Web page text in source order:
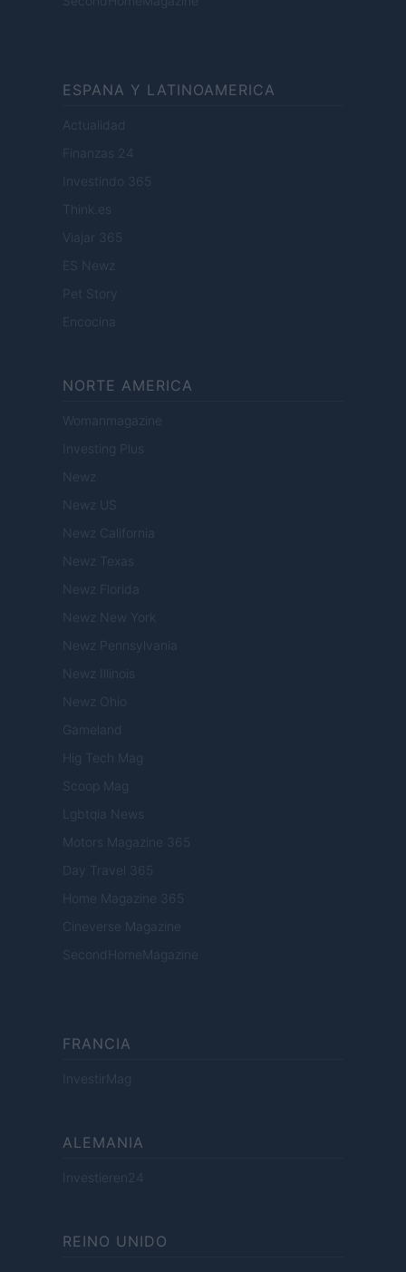
ESPANA Y LATINOAMERICA
Actualidad
Finanzas 24
Investindo 365
Think.es
Viajar 365
ES Newz
Pet Story
Encocina
NORTE AMERICA
Womanmagazine
Investing Plus
Newz
Newz US
Newz California
Newz Texas
Newz Florida
Newz New York
Newz Pennsylvania
Newz Illinois
Newz Ohio
Gameland
Hig Tech Mag
Scoop Mag
Lgbtqia News
Motors Magazine 365
Day Travel 365
Home Magazine 365
Cineverse Magazine
SecondHomeMagazine
FRANCIA
InvestirMag
ALEMANIA
Investieren24
REINO UNIDO